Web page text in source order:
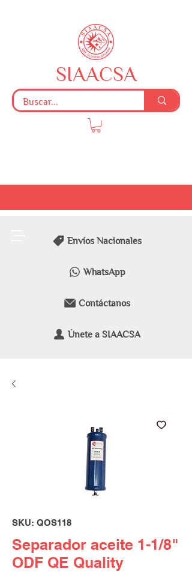
Envíos Nacionales
WhatsApp
Contáctanos
Únete a SIAACSA
SIAACSA
SKU: QOS118
Separador aceite 1-1/8"
ODF QE Quality